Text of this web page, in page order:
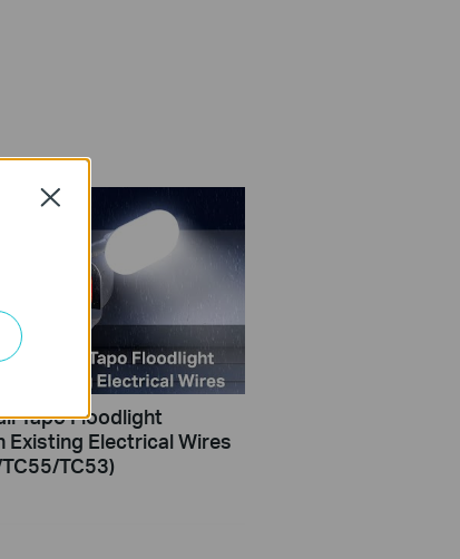
Tapo Floodlight
Existing Electrical Wires
TC53)
Close